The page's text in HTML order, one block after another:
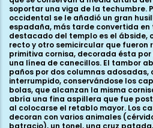
soportar una viga de la techumbre.
occidental se le añadió un gran
espadaña, más tarde convertida en
destacado del templo es el ábside,
recto y otro semicircular que fueron
primitiva cornisa, decorada ésta
una línea de canecillos. El tambor
paños por dos columnas adosadas,
interrumpido, conservándose los
bolas, que alcanzan la misma
abría una fina aspillera que fue
al colocarse el retablo mayor. Los
decoran con varios animales
batracio), un tonel, una cruz